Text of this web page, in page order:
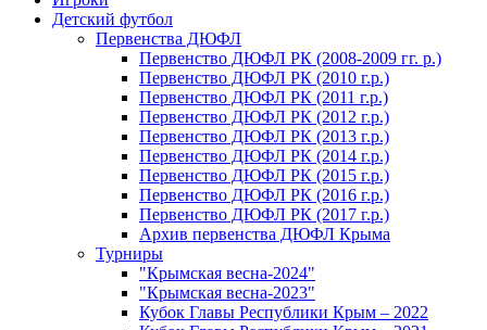
Детский футбол
Первенства ДЮФЛ
Первенство ДЮФЛ РК (2008-2009 гг. р.)
Первенство ДЮФЛ РК (2010 г.р.)
Первенство ДЮФЛ РК (2011 г.р.)
Первенство ДЮФЛ РК (2012 г.р.)
Первенство ДЮФЛ РК (2013 г.р.)
Первенство ДЮФЛ РК (2014 г.р.)
Первенство ДЮФЛ РК (2015 г.р.)
Первенство ДЮФЛ РК (2016 г.р.)
Первенство ДЮФЛ РК (2017 г.р.)
Архив первенства ДЮФЛ Крыма
Турниры
"Крымская весна-2024"
"Крымская весна-2023"
Кубок Главы Республики Крым – 2022